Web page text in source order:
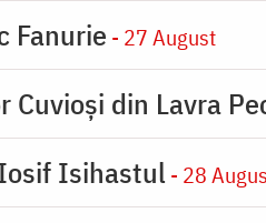
Fanurie - 27 August
din Lavra
Isihastul - 28